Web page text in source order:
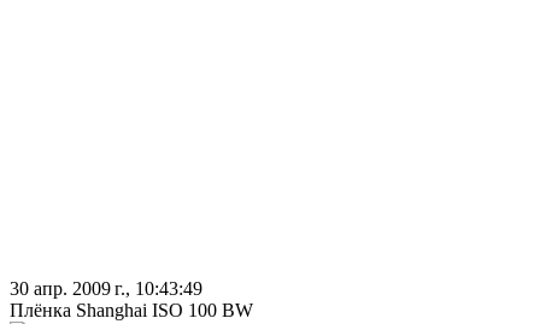
30 апр. 2009 г., 10:43:49
Плёнка Shanghai ISO 100 BW